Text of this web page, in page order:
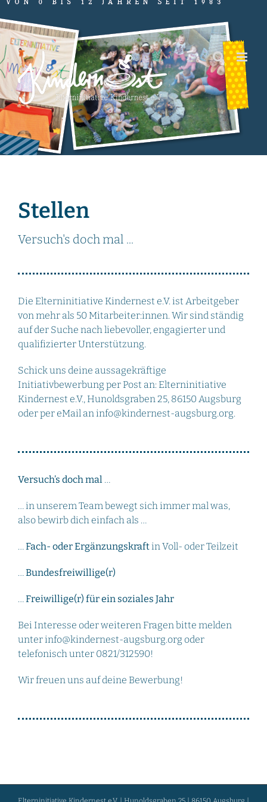
Zum
Inhalt
springen
Stellen
Versuch's doch mal ...
Die Elterninitiative Kindernest e.V. ist Arbeitgeber
von mehr als 50 Mitarbeiter:innen. Wir sind ständig
auf der Suche nach liebevoller, engagierter und
qualifizierter Unterstützung.
Schick uns deine aussagekräftige
Initiativbewerbung per Post an: Elterninitiative
Kindernest e.V., Hunoldsgraben 25, 86150 Augsburg
oder per eMail an info@kindernest-augsburg.org.
Versuch’s doch mal …
… in unserem Team bewegt sich immer mal was,
also bewirb dich einfach als …
…Fach- oder Ergänzungskraftin Voll- oder Teilzeit
…Bundesfreiwillige(r)
…Freiwillige(r) für ein soziales Jahr
Bei Interesse oder weiteren Fragen bitte melden
unter info@kindernest-augsburg.org oder
telefonisch unter 0821/312590!
Wir freuen uns auf deine Bewerbung!